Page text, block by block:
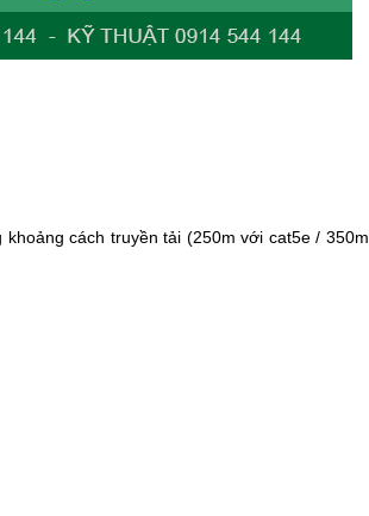
cách truyền tải (250m với cat5e / 350m